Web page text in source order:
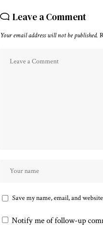
Leave a Comment
Your email address will not be published.
Save my name, email, and
Notify me of follow-up